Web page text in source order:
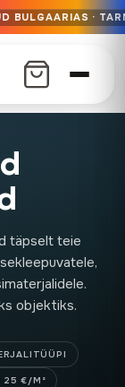
üle €99
BULGAARIAS ·
täpselt teie
objektiks.
25 €/M²